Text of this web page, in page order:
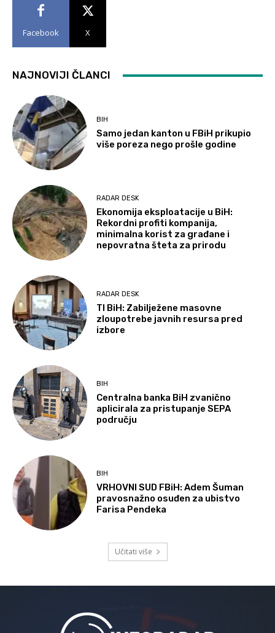
Facebook X
NAJNOVIJI ČLANCI
BIH
Samo jedan kanton u FBiH prikupio
više poreza nego prošle godine
RADAR DESK
Ekonomija eksploatacije u BiH:
Rekordni profiti kompanija,
minimalna korist za građane i
nepovratna šteta za prirodu
RADAR DESK
TI BiH: Zabilježene masovne
zloupotrebe javnih resursa pred
izbore
BIH
Centralna banka BiH zvanično
aplicirala za pristupanje SEPA
području
BIH
VRHOVNI SUD FBiH: Adem Šuman
pravosnažno osuđen za ubistvo
Farisa Pendeka
Učitati više